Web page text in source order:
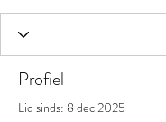
Profiel
Lid sinds: 8 dec 2025